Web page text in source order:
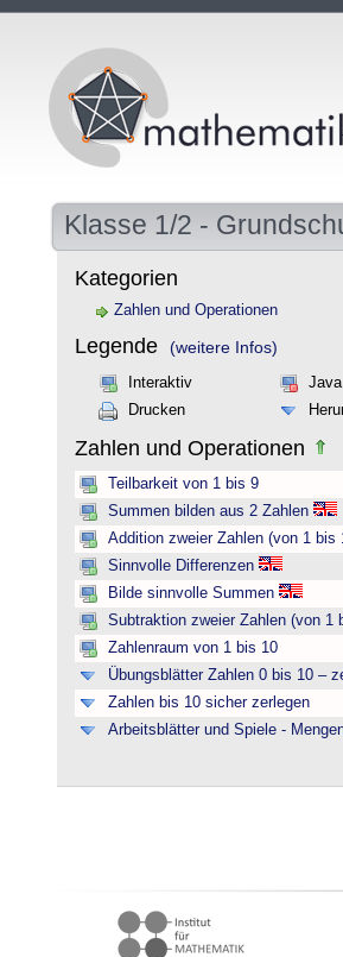
Klasse 1/2 -
Kategorien
Zahlen und Operationen
Legende (weitere Infos)
Interaktiv Java
Drucken
Zahlen und Operationen
Teilbarkeit von 1 bis 9
Summen bilden aus 2 Zahlen
Addition zweier Zahlen (von 1 bis
Sinnvolle Differenzen
Bilde sinnvolle Summen
Subtraktion zweier Zahlen (von 1
Zahlenraum von 1 bis 10
Übungsblätter Zahlen 0 bis 10 –
Zahlen bis 10 sicher zerlegen
Arbeitsblätter und Spiele -